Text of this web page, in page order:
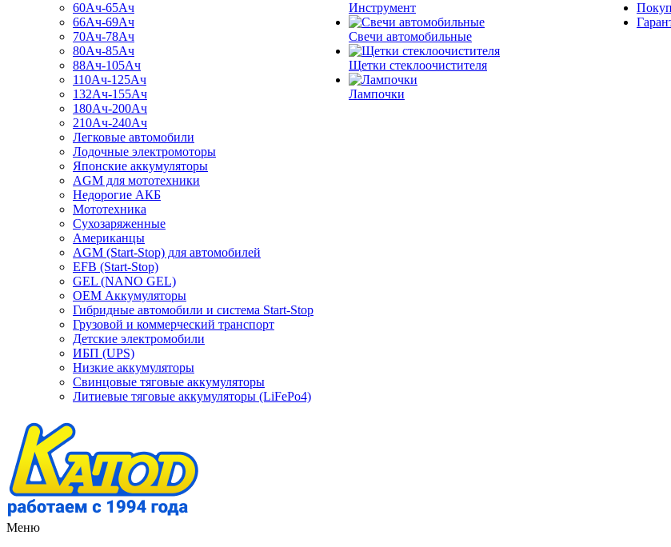
60Ач-65Ач
66Ач-69Ач
70Ач-78Ач
80Ач-85Ач
88Ач-105Ач
110Ач-125Ач
132Ач-155Ач
180Ач-200Ач
210Ач-240Ач
Легковые автомобили
Лодочные электромоторы
Японские аккумуляторы
AGM для мототехники
Недорогие АКБ
Мототехника
Сухозаряженные
Американцы
AGM (Start-Stop) для автомобилей
EFB (Start-Stop)
GEL (NANO GEL)
OEM Аккумуляторы
Гибридные автомобили и система Start-Stop
Грузовой и коммерческий транспорт
Детские электромобили
ИБП (UPS)
Низкие аккумуляторы
Свинцовые тяговые аккумуляторы
Литиевые тяговые аккумуляторы (LiFePo4)
Инструмент
Свечи автомобильные
Щетки стеклоочистителя
Лампочки
Меню